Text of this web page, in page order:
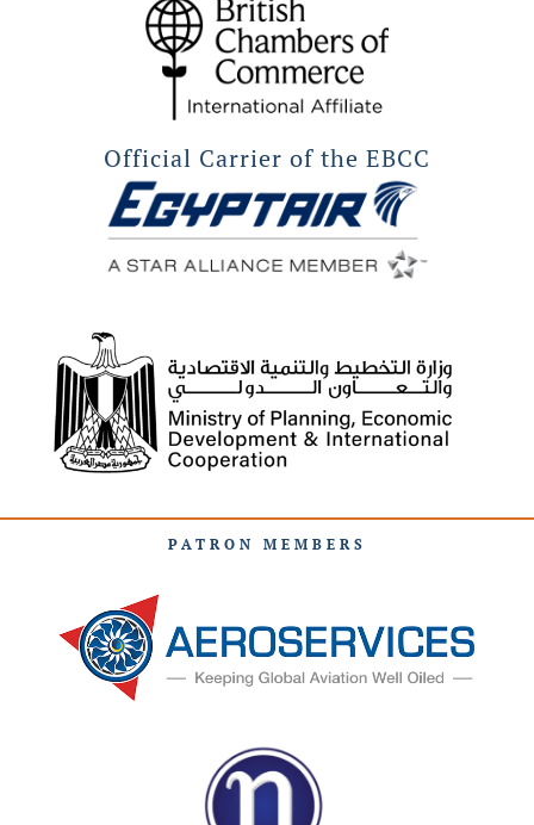
Official Carrier of the EBCC
PATRON MEMBERS